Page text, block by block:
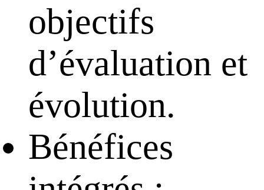
objectifs
d’évaluation et
évolution.
Bénéfices